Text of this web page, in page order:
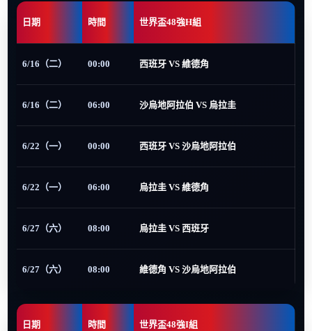
日期 時間 世界盃48強H組
6/16（二） 00:00 西班牙 VS 維德角
6/16（二） 06:00 沙烏地阿拉伯 VS 烏拉圭
6/22（一） 00:00 西班牙 VS 沙烏地阿拉伯
6/22（一） 06:00 烏拉圭 VS 維德角
6/27（六） 08:00 烏拉圭 VS 西班牙
6/27（六） 08:00 維德角 VS 沙烏地阿拉伯
日期 時間 世界盃48強I組